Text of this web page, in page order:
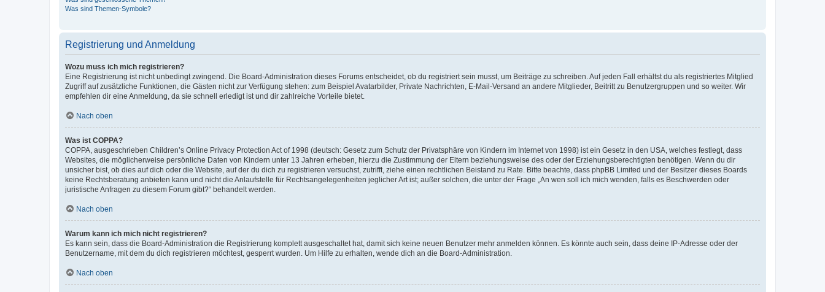
Was sind Themen-Symbole?
Registrierung und Anmeldung
Wozu muss ich mich registrieren?
Eine Registrierung ist nicht unbedingt zwingend. Die Board-Administration dieses Forums entscheidet, ob du registriert sein musst, um Beiträge zu schreiben. Auf jeden Fall erhältst du als registriertes Mitglied
Zugriff auf zusätzliche Funktionen, die Gästen nicht zur Verfügung stehen: zum Beispiel Avatarbilder, Private Nachrichten, E-Mail-Versand an andere Mitglieder, Beitritt zu Benutzergruppen und so weiter. Wir
empfehlen dir eine Anmeldung, da sie schnell erledigt ist und dir zahlreiche Vorteile bietet.
Nach oben
Was ist COPPA?
COPPA, ausgeschrieben Children’s Online Privacy Protection Act of 1998 (deutsch: Gesetz zum Schutz der Privatsphäre von Kindern im Internet von 1998) ist ein Gesetz in den USA, welches festlegt, dass
Websites, die möglicherweise persönliche Daten von Kindern unter 13 Jahren erheben, hierzu die Zustimmung der Eltern beziehungsweise des oder der Erziehungsberechtigten benötigen. Wenn du dir
unsicher bist, ob dies auf dich oder die Website, auf der du dich zu registrieren versuchst, zutrifft, ziehe einen rechtlichen Beistand zu Rate. Bitte beachte, dass phpBB Limited und der Besitzer dieses Boards
keine Rechtsberatung anbieten kann und nicht die Anlaufstelle für Rechtsangelegenheiten jeglicher Art ist; außer solchen, die unter der Frage „An wen soll ich mich wenden, falls es Beschwerden oder
juristische Anfragen zu diesem Forum gibt?“ behandelt werden.
Nach oben
Warum kann ich mich nicht registrieren?
Es kann sein, dass die Board-Administration die Registrierung komplett ausgeschaltet hat, damit sich keine neuen Benutzer mehr anmelden können. Es könnte auch sein, dass deine IP-Adresse oder der
Benutzername, mit dem du dich registrieren möchtest, gesperrt wurden. Um Hilfe zu erhalten, wende dich an die Board-Administration.
Nach oben